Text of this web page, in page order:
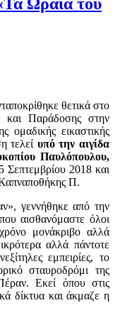
θετικά στο
και Παράδοσης στην
ομαδικής εικαστικής
τελεί υπό την αιγίδα
Παυλόπουλου,
Σεπτεμβρίου 2018 και
Π.
γεννήθηκε από την
αισθανόμαστε όλοι
μονάκριβο αλλά
αλλά πάντοτε
εμπειρίες, το
σταυροδρόμι της
Εκεί όπου στις
δίκτυα και άκμαζε η